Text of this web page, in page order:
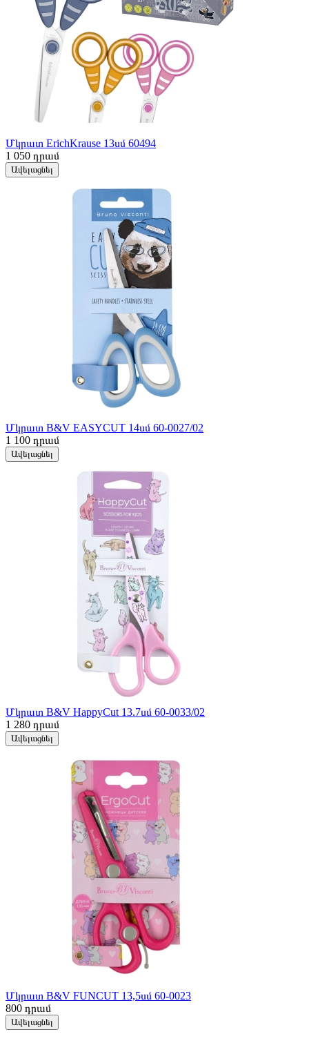
Մկրատ ErichKrause 13սմ 60494
1 050 դրամ
Ավելացնել
Մկրատ B&V EASYCUT 14սմ 60-0027/02
1 100 դրամ
Ավելացնել
Մկրատ B&V HappyCut 13.7սմ 60-0033/02
1 280 դրամ
Ավելացնել
Մկրատ B&V FUNCUT 13,5սմ 60-0023
800 դրամ
Ավելացնել